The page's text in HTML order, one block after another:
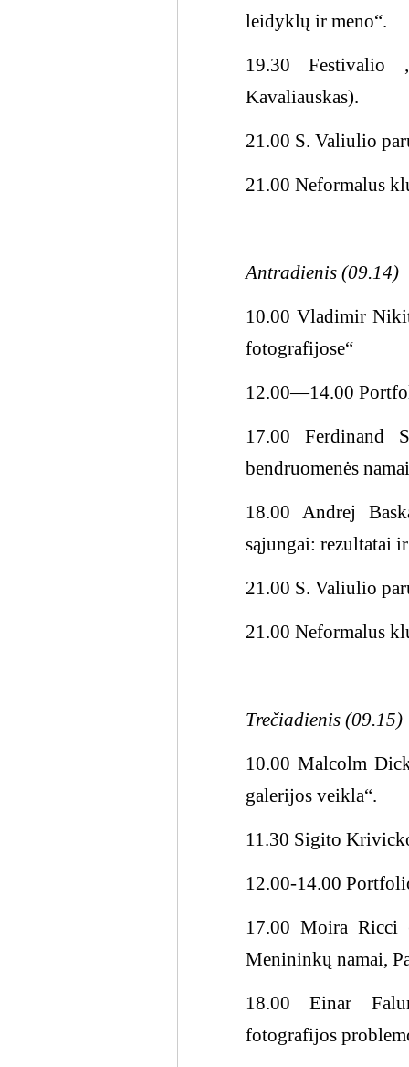
leidyklų ir meno“.
19.30 Festivalio
Kavaliauskas).
21.00 S. Valiulio
21.00 Neformalus
Antradienis (09.14)
10.00 Vladimir
fotografijose“
12.00―14.00
17.00 Ferdinand
bendruomenės
18.00 Andrej
sąjungai: rezultatai
21.00 S. Valiulio
21.00 Neformalus
Trečiadienis (09.15)
10.00 Malcolm
galerijos veikla“.
11.30 Sigito
12.00-14.00
17.00 Moira Ricci
Menininkų namai,
18.00 Einar
fotografijos